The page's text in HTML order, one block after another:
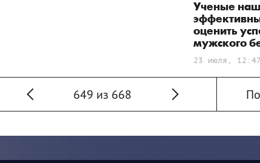
Ученые
оценить
мужского
23 июля, 12:47
649 из 668